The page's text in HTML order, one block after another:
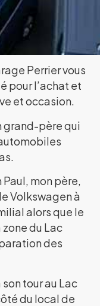
Perrier vous
pour l’achat et
et occasion.
grand-père qui
mon père,
Volkswagen à
alors que le
du Lac
des
tour au Lac
du local de